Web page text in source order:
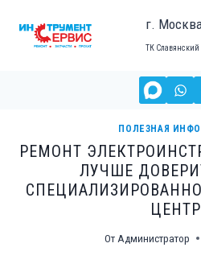
г.
ТК
ПОЛЕЗНАЯ
РЕМОНТ
ЛУЧШЕ
От Администратор